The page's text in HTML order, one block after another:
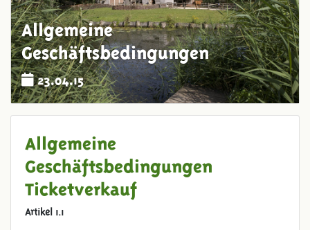
Allgemeine
Geschäftsbedingungen
23.04.15
Allgemeine
Geschäftsbedingungen
Ticketverkauf
Artikel 1.1